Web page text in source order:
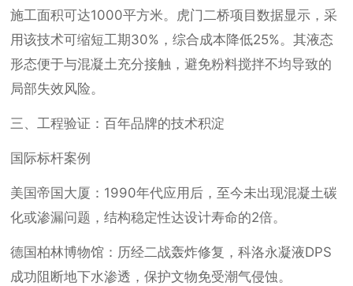
施工面积可达1000平方米。虎门二桥项目数据显示，采
用该技术可缩短工期30%，综合成本降低25%。其液态
形态便于与混凝土充分接触，避免粉料搅拌不均导致的
局部失效风险。
三、工程验证：百年品牌的技术积淀
国际标杆案例
美国帝国大厦：1990年代应用后，至今未出现混凝土碳
化或渗漏问题，结构稳定性达设计寿命的2倍。
德国柏林博物馆：历经二战轰炸修复，科洛永凝液DPS
成功阻断地下水渗透，保护文物免受潮气侵蚀。